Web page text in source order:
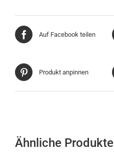
Auf Facebook teilen
Produkt anpinnen
Ähnliche Produkte